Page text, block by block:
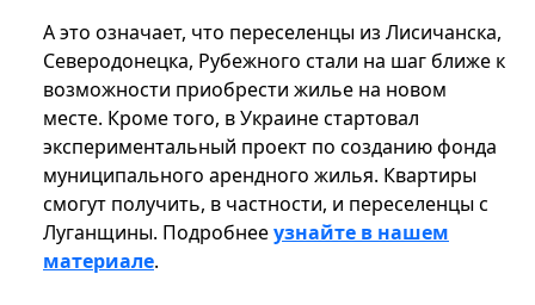
А это означает, что переселенцы из Лисичанска,
Северодонецка, Рубежного стали на шаг ближе к
возможности приобрести жилье на новом
месте. Кроме того, в Украине стартовал
экспериментальный проект по созданию фонда
муниципального арендного жилья. Квартиры
смогут получить, в частности, и переселенцы с
Луганщины. Подробнееузнайте в нашем
материале.